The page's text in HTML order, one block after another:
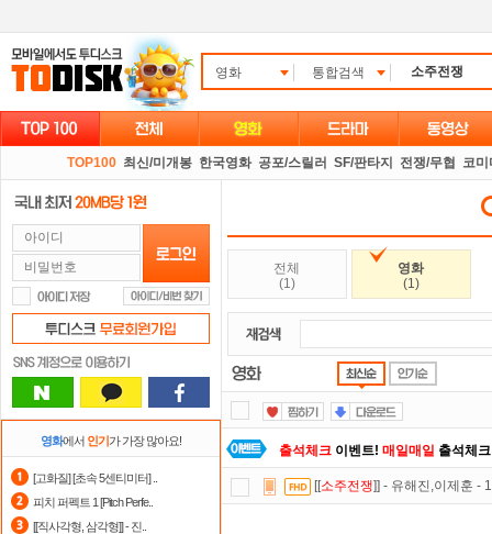
영화 통합검색
TOP100 최신/미개봉 한국영화 공포/스릴러 SF/판타지 전쟁/무협 코미
영화에서 인기가 가장 많아요!
[고화질] [초속 5센티미터] ..
피치 퍼펙트 1 [Pitch Perfe..
[[직사각형, 삼각형]] - 진..
전체
(1)
영화
(1)
출석체크 이벤트! 매일매일 출석체
정액제할인쿠폰 사용방법안내
[[소주전쟁]] - 유해진,이제훈 -